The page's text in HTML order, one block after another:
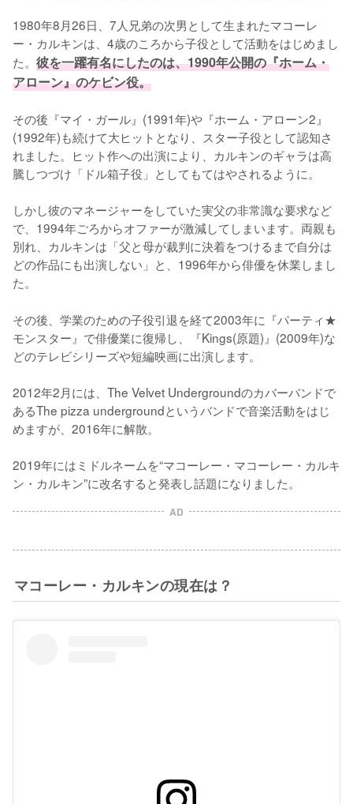
1980年8月26日、7人兄弟の次男として生まれたマコーレ
ー・カルキンは、4歳のころから子役として活動をはじめまし
た。 彼を一躍有名にしたのは、1990年公開の『ホーム・
アローン』のケビン役。
その後『マイ・ガール』(1991年)や『ホーム・アローン2』
(1992年)も続けて大ヒットとなり、スター子役として認知さ
れました。ヒット作への出演により、カルキンのギャラは高
騰しつづけ「ドル箱子役」としてもてはやされるように。
しかし彼のマネージャーをしていた実父の非常識な要求など
で、1994年ごろからオファーが激減してしまいます。両親も
別れ、カルキンは「父と母が裁判に決着をつけるまで自分は
どの作品にも出演しない」と、1996年から俳優を休業しまし
た。
その後、学業のための子役引退を経て2003年に『パーティ★
モンスター』で俳優業に復帰し、『Kings(原題)』(2009年)な
どのテレビシリーズや短編映画に出演します。
2012年2月には、The Velvet Undergroundのカバーバンドで
あるThe pizza undergroundというバンドで音楽活動をはじ
めますが、2016年に解散。
2019年にはミドルネームを“マコーレー・マコーレー・カルキ
ン・カルキン”に改名すると発表し話題になりました。
AD
マコーレー・カルキンの現在は？